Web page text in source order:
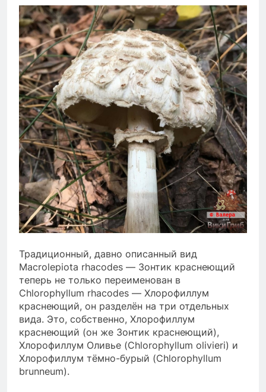
Традиционный, давно описанный вид
Macrolepiota rhacodes — Зонтик краснеющий
теперь не только переименован в
Chlorophyllum rhacodes — Хлорофиллум
краснеющий, он разделён на три отдельных
вида. Это, собственно, Хлорофиллум
краснеющий (он же Зонтик краснеющий),
Хлорофиллум Оливье (Chlorophyllum olivieri) и
Хлорофиллум тёмно-бурый (Chlorophyllum
brunneum).